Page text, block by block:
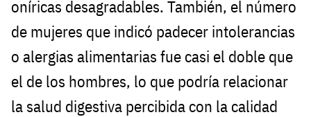
oníricas desagradables. También, el número
de mujeres que indicó padecer intolerancias
o alergias alimentarias fue casi el doble que
el de los hombres, lo que podría relacionar
la salud digestiva percibida con la calidad